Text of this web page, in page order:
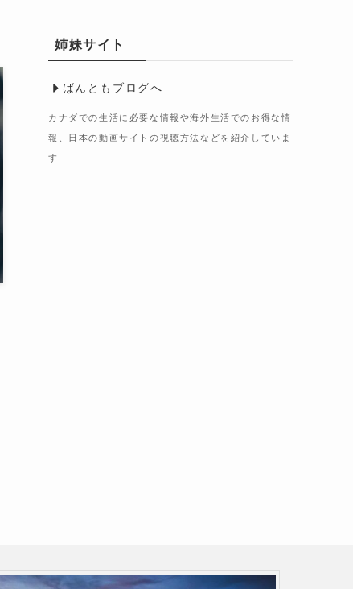
姉妹サイト
ばんともブログへ
カナダでの生活に必要な情報や海外生活でのお得な情
報、日本の動画サイトの視聴方法などを紹介していま
す